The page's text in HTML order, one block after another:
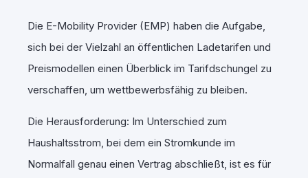
Die E-Mobility Provider (EMP) haben die Aufgabe,
sich bei der Vielzahl an öffentlichen Ladetarifen und
Preismodellen einen Überblick im Tarifdschungel zu
verschaffen, um wettbewerbsfähig zu bleiben.
Die Herausforderung: Im Unterschied zum
Haushaltsstrom, bei dem ein Stromkunde im
Normalfall genau einen Vertrag abschließt, ist es für